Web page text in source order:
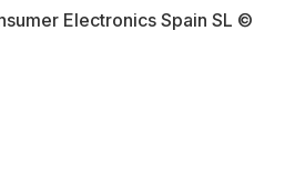
Electronics Spain SL ©